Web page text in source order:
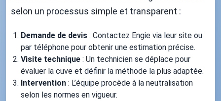
selon un processus simple et transparent :
Demande de devis : Contactez Engie via leur site ou
par téléphone pour obtenir une estimation précise.
Visite technique : Un technicien se déplace pour
évaluer la cuve et définir la méthode la plus adaptée.
Intervention : L’équipe procède à la neutralisation
selon les normes en vigueur.